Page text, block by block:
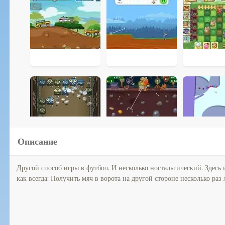
Описание
Другой способ игры в футбол. И несколько ностальгический.
как всегда: Получить мяч в ворота на другой стороне несколько